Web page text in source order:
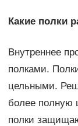
Какие полки
Внутреннее
полками.
цельными.
более полную
полки